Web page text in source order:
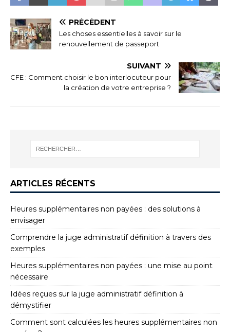
PRÉCÉDENT
Les choses essentielles à savoir sur le
renouvellement de passeport
SUIVANT
CFE : Comment choisir le bon interlocuteur pour
la création de votre entreprise ?
ARTICLES RÉCENTS
Heures supplémentaires non payées : des solutions à
envisager
Comprendre la juge administratif définition à travers des
exemples
Heures supplémentaires non payées : une mise au point
nécessaire
Idées reçues sur la juge administratif définition à
démystifier
Comment sont calculées les heures supplémentaires non